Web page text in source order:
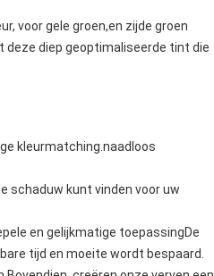
voor gele groen,en zijde groen
deze diep geoptimaliseerde tint die
kleurmatching.naadloos
schaduw kunt vinden voor uw
en gelijkmatige toepassingDe
tijd en moeite wordt bespaard.